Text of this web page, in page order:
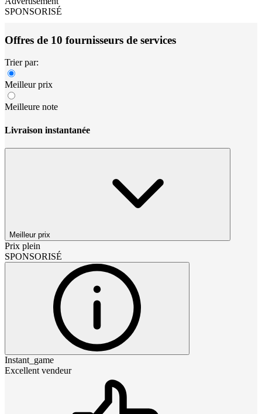
SPONSORISÉ
Offres de 10 fournisseurs de services
Trier par:
Meilleur prix
Meilleure note
Livraison instantanée
Meilleur prix
Prix plein
SPONSORISÉ
Instant_game
Excellent vendeur